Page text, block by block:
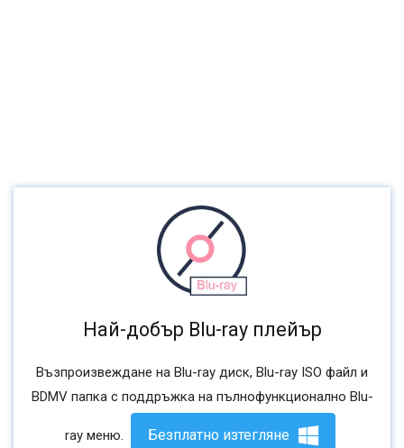
Най-добър Blu-ray плейър
Възпроизвеждане на Blu-ray диск, Blu-ray ISO файл и
BDMV папка с поддръжка на пълнофункционално Blu-
ray меню. Безплатно изтегляне